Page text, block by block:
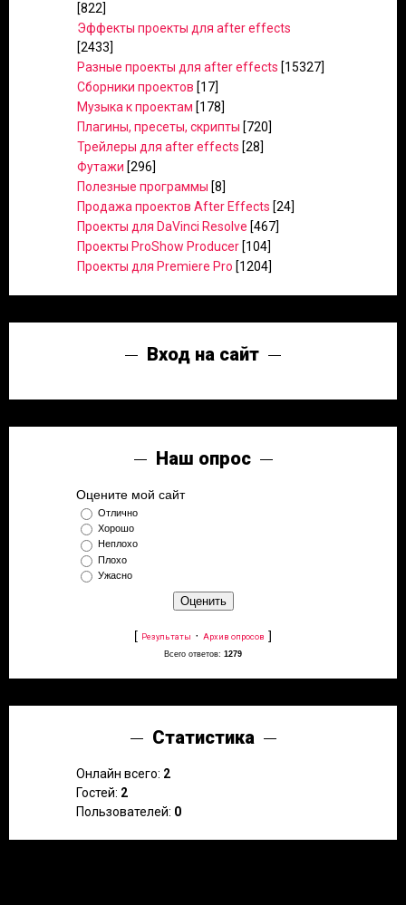
[822]
Эффекты проекты для after effects
[2433]
Разные проекты для after effects [15327]
Сборники проектов [17]
Музыка к проектам [178]
Плагины, пресеты, скрипты [720]
Трейлеры для after effects [28]
Футажи [296]
Полезные программы [8]
Продажа проектов After Effects [24]
Проекты для DaVinci Resolve [467]
Проекты ProShow Producer [104]
Проекты для Premiere Pro [1204]
Вход на сайт
Наш опрос
Оцените мой сайт
Отлично
Хорошо
Неплохо
Плохо
Ужасно
[ Результаты · Архив опросов ]
Всего ответов: 1279
Статистика
Онлайн всего: 2
Гостей: 2
Пользователей: 0